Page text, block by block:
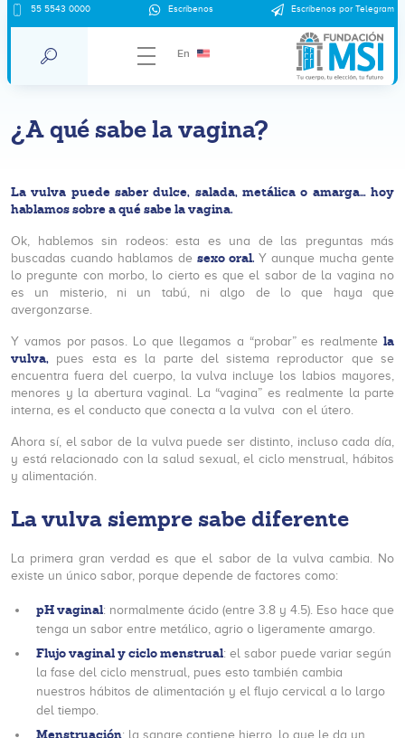
55 5543 0000 Escríbenos Escríbenos por Telegram
En
¿A qué sabe la vagina?
La vulva puede saber dulce, salada, metálica o amarga… hoy
hablamos sobre a qué sabe la vagina.
Ok, hablemos sin rodeos: esta es una de las preguntas más
buscadas cuando hablamos de sexo oral. Y aunque mucha gente
lo pregunte con morbo, lo cierto es que el sabor de la vagina no
es un misterio, ni un tabú, ni algo de lo que haya que
avergonzarse.
Y vamos por pasos. Lo que llegamos a “probar” es realmente la
vulva, pues esta es la parte del sistema reproductor que se
encuentra fuera del cuerpo, la vulva incluye los labios mayores,
menores y la abertura vaginal. La “vagina” es realmente la parte
interna, es el conducto que conecta a la vulva con el útero.
Ahora sí, el sabor de la vulva puede ser distinto, incluso cada día,
y está relacionado con la salud sexual, el ciclo menstrual, hábitos
y alimentación.
La vulva siempre sabe diferente
La primera gran verdad es que el sabor de la vulva cambia. No
existe un único sabor, porque depende de factores como:
pH vaginal: normalmente ácido (entre 3.8 y 4.5). Eso hace que
tenga un sabor entre metálico, agrio o ligeramente amargo.
Flujo vaginal y ciclo menstrual: el sabor puede variar según
la fase del ciclo menstrual, pues esto también cambia
nuestros hábitos de alimentación y el flujo cervical a lo largo
del tiempo.
Menstruación: la sangre contiene hierro, lo que le da un